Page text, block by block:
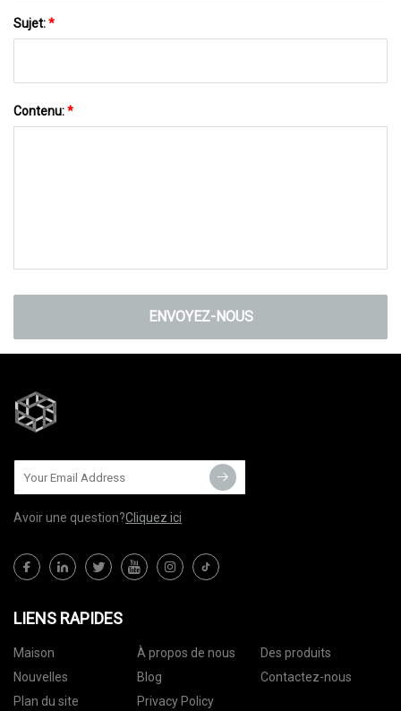
Sujet:*
Contenu:*
ENVOYEZ-NOUS
Avoir une question?Cliquez ici
LIENS RAPIDES
Maison À propos de nous
Des produits
Nouvelles
Blog
Contactez-nous
Plan du site
Privacy Policy